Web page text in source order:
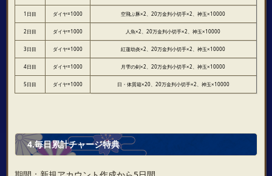
1日目 ダイヤ=1000 空飛ぶ豚×2、20万金判小切手×2、神玉×10000
2日目 ダイヤ=1000 人魚×2、20万金判小切手×2、神玉×10000
3日目 ダイヤ=1000 紅蓮劫炎×2、20万金判小切手×2、神玉×10000
4日目 ダイヤ=1000 月雫の剣×2、20万金判小切手×2、神玉×10000
5日目 ダイヤ=1000 日・体質箱×20、20万金判小切手×2、神玉×10000
4.毎日累計チャージ特典